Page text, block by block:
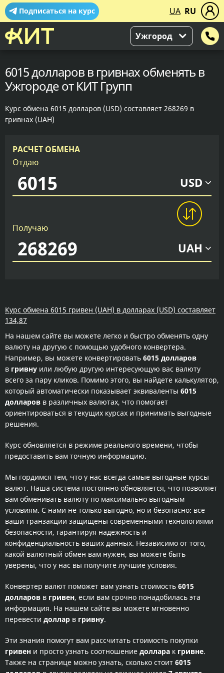
Подписаться на курс UA RU
Ужгород
6015 долларов в гривнах обменять в
Ужгороде от КИТ Групп
Курс обмена 6015 долларов (USD) составляет 268269 в
гривнах (UAH)
РАСЧЕТ ОБМЕНА
Отдаю
USD
Получаю
UAH
Курс обмена 6015 гривен (UAH) в долларах (USD) составляет
134,87
На нашем сайте вы можете легко и быстро обменять одну
валюту на другую с помощью удобного конвертера.
Например, вы можете конвертировать 6015 долларов
в гривну или любую другую интересующую вас валюту
всего за пару кликов. Помимо этого, вы найдете калькулятор,
который автоматически показывает эквиваленты 6015
долларов в различных валютах, что помогает
ориентироваться в текущих курсах и принимать выгодные
решения.
Курс обновляется в режиме реального времени, чтобы
предоставить вам точную информацию.
Мы гордимся тем, что у нас всегда самые выгодные курсы
валют. Наша система постоянно обновляется, что позволяет
вам обменивать валюту по максимально выгодным
условиям. С нами не только выгодно, но и безопасно: все
ваши транзакции защищены современными технологиями
безопасности, гарантируя надежность и
конфиденциальность ваших данных. Независимо от того,
какой валютный обмен вам нужен, вы можете быть
уверены, что у нас вы получите лучшие условия.
Конвертер валют поможет вам узнать стоимость 6015
долларов в гривен, если вам срочно понадобилась эта
информация. На нашем сайте вы можете мгновенно
перевести доллар в гривну.
Эти знания помогут вам рассчитать стоимость покупки
гривен и просто узнать соотношение доллара к гривне.
Также на странице можно узнать, сколько стоит 6015